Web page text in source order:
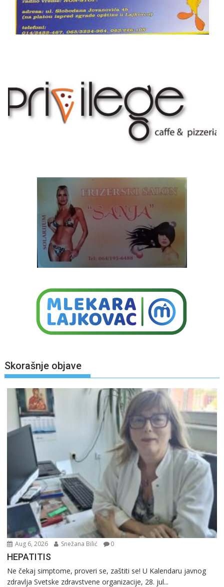
Skorašnje objave
Aug 6, 2026 Snežana Bilić 0
HEPATITIS
Ne čekaj simptome, proveri se, zaštiti se! U Kalendaru javnog
zdravlja Svetske zdravstvene organizacije, 28. jul...